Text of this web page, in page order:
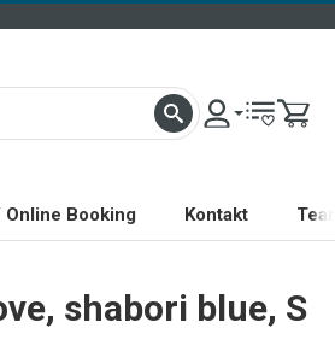
Booking Kontakt
shabori blue, S